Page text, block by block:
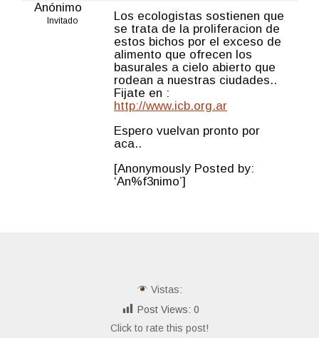
Anónimo
Invitado
Los ecologistas sostienen que
se trata de la proliferacion de
estos bichos por el exceso de
alimento que ofrecen los
basurales a cielo abierto que
rodean a nuestras ciudades..
Fijate en :
http://www.icb.org.ar
Espero vuelvan pronto por
aca..
[Anonymously Posted by:
‘An%f3nimo’]
Vistas:
Post Views: 0
Click to rate this post!